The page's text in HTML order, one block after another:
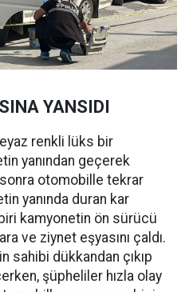
YANSIDI
renkli lüks bir
yanından geçerek
otomobille tekrar
yanında duran kar
kamyonetin ön sürücü
ve ziynet eşyasını çaldı.
sahibi dükkandan çıkıp
şüpheliler hızla olay